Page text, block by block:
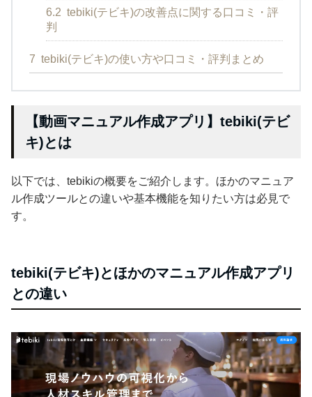
6.2 tebiki(テビキ)の改善点に関する口コミ・評
判
7 tebiki(テビキ)の使い方や口コミ・評判まとめ
【動画マニュアル作成アプリ】tebiki(テビ
キ)とは
以下では、tebikiの概要をご紹介します。ほかのマニュア
ル作成ツールとの違いや基本機能を知りたい方は必見で
す。
tebiki(テビキ)とほかのマニュアル作成アプリ
との違い